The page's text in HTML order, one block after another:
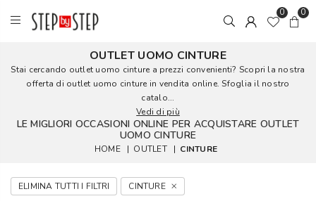
0 0
OUTLET UOMO CINTURE
Stai cercando outlet uomo cinture a prezzi convenienti? Scopri la nostra
offerta di outlet uomo cinture in vendita online. Sfoglia il nostro
catalo...
Vedi di più
LE MIGLIORI OCCASIONI ONLINE PER ACQUISTARE OUTLET
UOMO CINTURE
HOME | OUTLET | CINTURE
ELIMINA TUTTI I FILTRI CINTURE